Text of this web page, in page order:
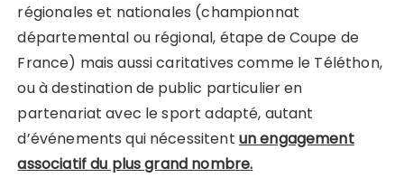
régionales et nationales (championnat
départemental ou régional, étape de Coupe de
France) mais aussi caritatives comme le Téléthon,
ou à destination de public particulier en
partenariat avec le sport adapté, autant
d’événements qui nécessitent un engagement
associatif du plus grand nombre.